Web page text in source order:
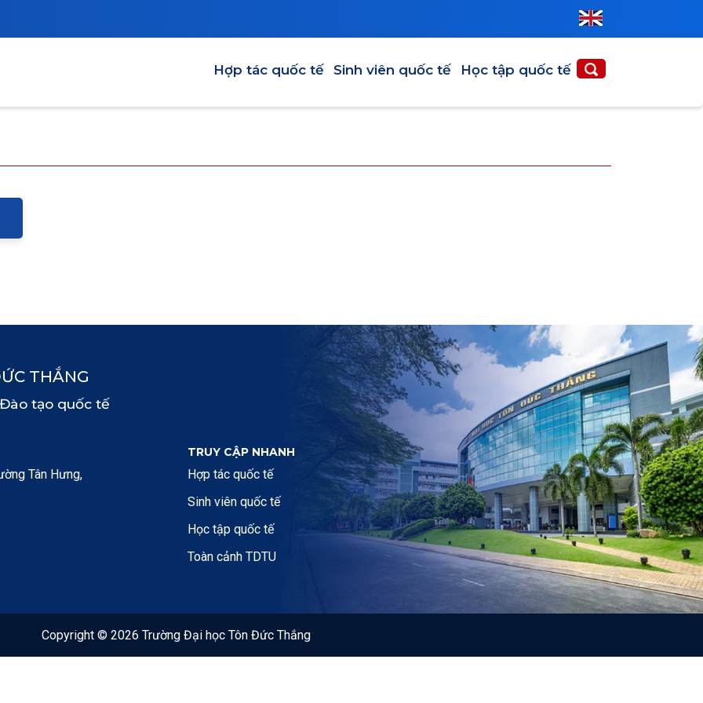
Hợp tác quốc tế Sinh viên quốc tế Học tập quốc tế
THẮNG
tạo quốc tế
Tân Hưng,
TRUY CẬP NHANH
Hợp tác quốc tế
Sinh viên quốc tế
Học tập quốc tế
Toàn cảnh TDTU
Copyright © 2026 Trường Đại học Tôn Đức Thắng